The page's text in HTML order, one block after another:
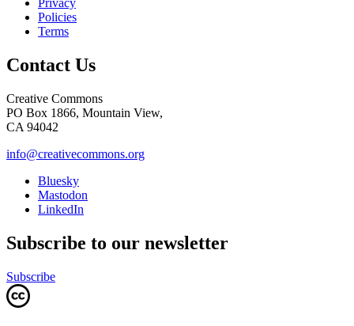
Privacy
Policies
Terms
Contact Us
Creative Commons
PO Box 1866, Mountain View,
CA 94042
info@creativecommons.org
Bluesky
Mastodon
LinkedIn
Subscribe to our newsletter
Subscribe